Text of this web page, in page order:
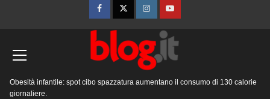
FacebookTwitterInstagramYouTube
Menu
principale
Obesità infantile: spot cibo spazzatura aumentano il consumo di 130 calorie
giornaliere.